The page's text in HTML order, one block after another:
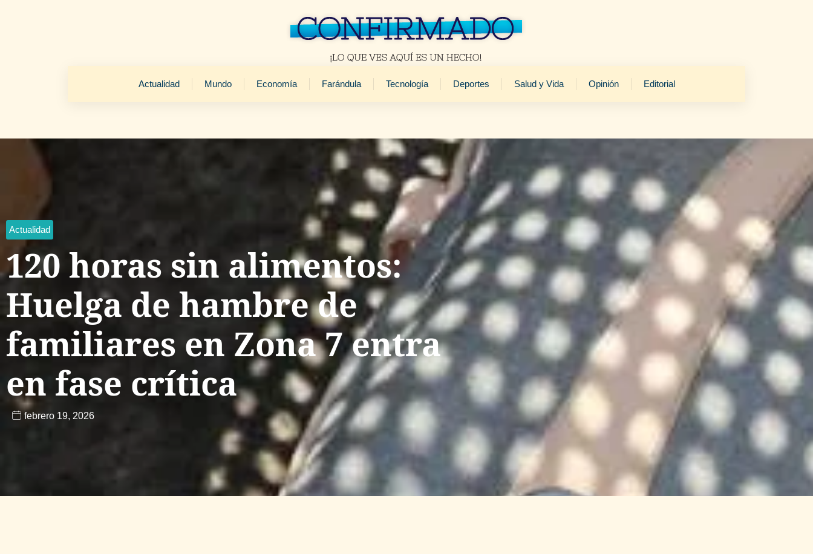
Actualidad Mundo Economía Farándula Tecnología Deportes Salud y Vida Opinión Editorial
Actualidad
120 horas sin alimentos:
Huelga de hambre de
familiares en Zona 7 entra
en fase crítica
febrero 19, 2026